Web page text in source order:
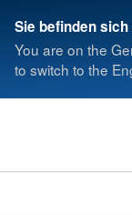
Sie befinden
You are on the
to switch to the